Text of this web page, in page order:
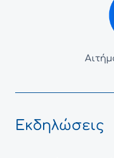
Εκδηλώσεις